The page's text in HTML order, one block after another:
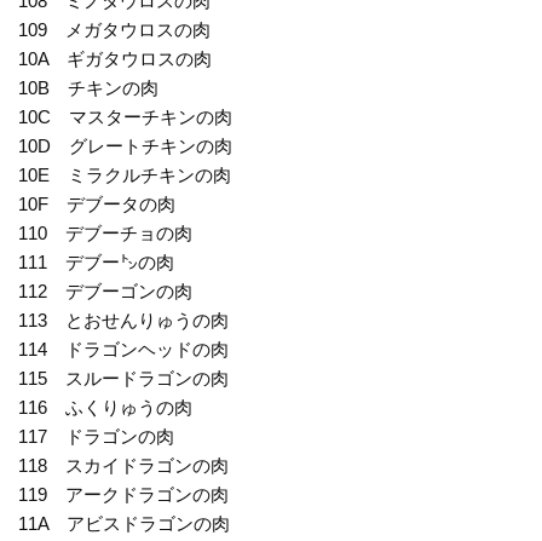
109 メガタウロスの肉
10A ギガタウロスの肉
10B チキンの肉
10C マスターチキンの肉
10D グレートチキンの肉
10E ミラクルチキンの肉
10F デブータの肉
110 デブーチョの肉
111 デブー㌧の肉
112 デブーゴンの肉
113 とおせんりゅうの肉
114 ドラゴンヘッドの肉
115 スルードラゴンの肉
116 ふくりゅうの肉
117 ドラゴンの肉
118 スカイドラゴンの肉
119 アークドラゴンの肉
11A アビスドラゴンの肉